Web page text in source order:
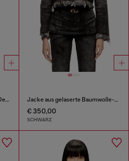
Jacke aus weichem Skeleton-Denim Jacke aus gelaserte Baumwolle-Hanf-Denim
€ 350,00
SCHWARZ